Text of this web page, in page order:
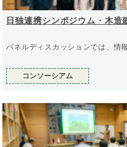
日独連携シンポジウム・木造
パネルディスカッションでは、情
コンソーシアム